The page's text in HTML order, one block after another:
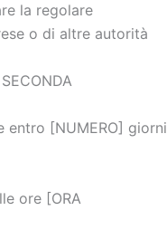
la regolare
o di altre autorità
[NUMERO] giorni
ore [ORA